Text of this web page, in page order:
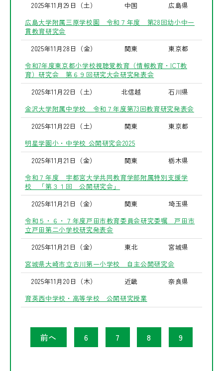
2025年11月29日（土）
中国
広島県
広島大学附属三原学校園 令和７年度 第28回幼小中一
貫教育研究会
2025年11月28日（金）
関東
東京都
令和7年度東京都小学校視聴覚教育（情報教育・ICT教
育）研究会 第６９回研究大会研究発表会
2025年11月22日（土）
北信越
石川県
金沢大学附属中学校 令和７年度第73回教育研究発表会
2025年11月22日（土）
関東
東京都
明星学園小・中学校 公開研究会2025
2025年11月21日（金）
関東
栃木県
令和７年度 宇都宮大学共同教育学部附属特別支援学
校 「第３１回 公開研究会」
2025年11月21日（金）
関東
埼玉県
令和５・６・７年度戸田市教育委員会研究委嘱 戸田市
立戸田第二小学校研究発表会
2025年11月21日（金）
東北
宮城県
宮城県大崎市立古川第一小学校 自主公開研究会
2025年11月20日（木）
近畿
奈良県
育英西中学校・高等学校 公開研究授業
前へ 6 7 8 9